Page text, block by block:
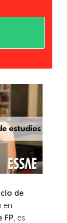
legal
política de
de
en
FP , es